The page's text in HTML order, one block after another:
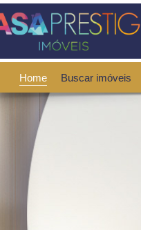
Home Buscar imóveis